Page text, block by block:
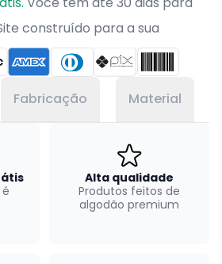
construído para a sua
Fabricação Material
Alta qualidade
Produtos feitos de
algodão premium